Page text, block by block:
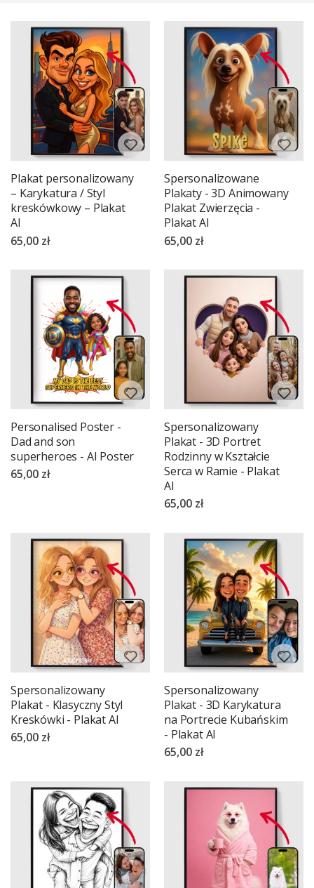
magii sztuki AI!
Plakat personalizowany
– Karykatura / Styl
kreskówkowy – Plakat
AI
65,00 zł
Spersonalizowane
Plakaty - 3D Animowany
Plakat Zwierzęcia -
Plakat AI
65,00 zł
Personalised Poster -
Dad and son
superheroes - AI Poster
65,00 zł
Spersonalizowany
Plakat - 3D Portret
Rodzinny w Kształcie
Serca w Ramie - Plakat
AI
65,00 zł
Spersonalizowany
Plakat - Klasyczny Styl
Kreskówki - Plakat AI
65,00 zł
Spersonalizowany
Plakat - 3D Karykatura
na Portrecie Kubańskim
- Plakat AI
65,00 zł